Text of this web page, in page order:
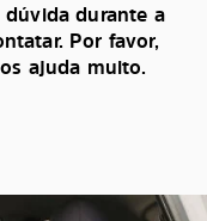
durante a
Por favor,
ajuda muito.